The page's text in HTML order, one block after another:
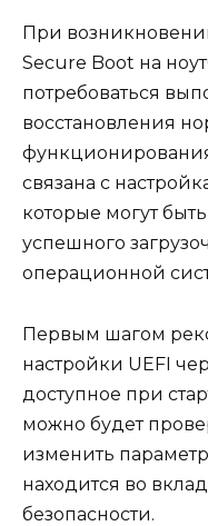
При
Secure Boot на
потребоваться
восстановления
связана с
которые могут
успешного
операционной
Первым шагом
настройки UEFI
доступное при
можно будет
изменить
находится во
безопасности.